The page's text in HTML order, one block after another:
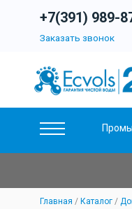
+7(391) 989-
Заказать звонок
Главная Каталог